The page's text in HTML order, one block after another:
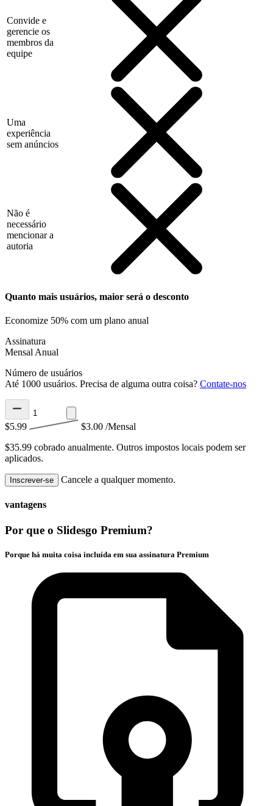
Convide e
gerencie os
membros da
equipe
Uma
experiência
sem anúncios
Não é
necessário
mencionar a
autoria
Quanto mais usuários, maior será o desconto
Economize 50% com um plano anual
Assinatura
Mensal Anual
Número de usuários
Até 1000 usuários. Precisa de alguma outra coisa? Contate-nos
$5.99 $3.00 /Mensal
$35.99 cobrado anualmente. Outros impostos locais podem ser
aplicados.
Inscrever-se Cancele a qualquer momento.
vantagens
Por que o Slidesgo Premium?
Porque há muita coisa incluída em sua assinatura Premium